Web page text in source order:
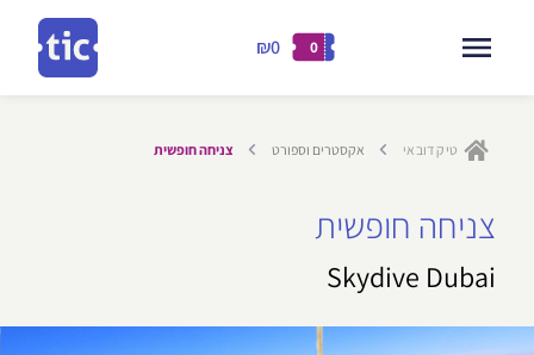
0
₪0
טיק דובאי אקסטרים וספורט צניחה חופשית
צניחה חופשית
Skydive Dubai